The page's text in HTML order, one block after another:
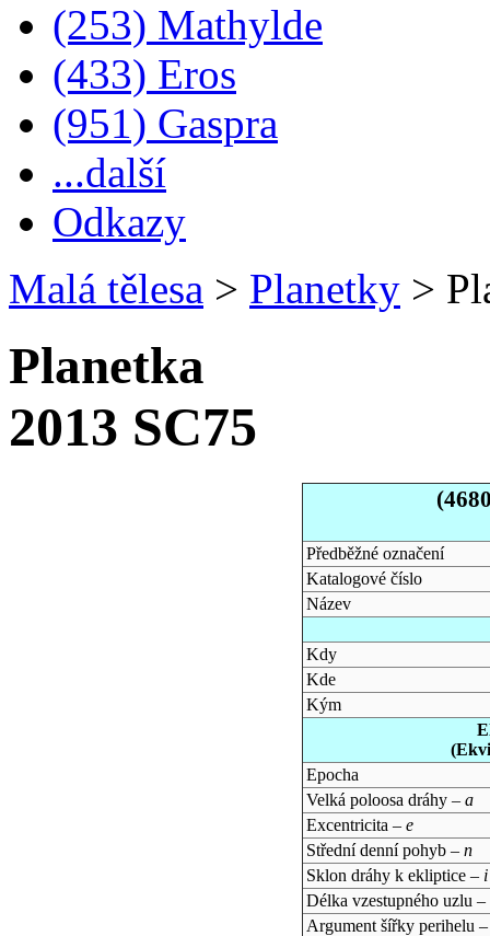
(253) Mathylde
(433) Eros
(951) Gaspra
...další
Odkazy
Malá tělesa > Planetky >
Planetka
2013 SC75
Předběžné označení
Katalogové číslo
Název
Kdy
Kde
Kým
Epocha
Velká poloosa dráhy – a
Excentricita – e
Střední denní pohyb – n
Sklon dráhy k ekliptice – i
Délka vzestupného uzlu –
Argument šířky perihelu